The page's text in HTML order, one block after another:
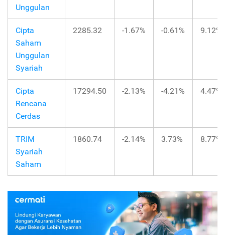
Unggulan
Cipta
Saham
Unggulan
Syariah
2285.32 -1.67% -0.61% 9.12%
Cipta
Rencana
Cerdas
17294.50 -2.13% -4.21% 4.47%
TRIM
Syariah
Saham
1860.74 -2.14% 3.73% 8.77%